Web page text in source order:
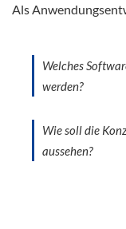
Als
Welches
werden?
Wie soll die
aussehen?